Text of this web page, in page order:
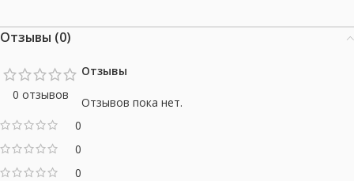
Отзывы (0)
0 отзывов
0
0
0
Отзывы
Отзывов пока нет.